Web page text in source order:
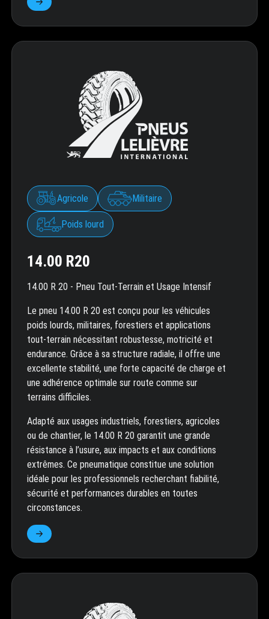
Agricole Militaire
Poids lourd
14.00 R20
14.00 R 20 - Pneu Tout-Terrain et Usage Intensif
Le pneu 14.00 R 20 est conçu pour les véhicules
poids lourds, militaires, forestiers et applications
tout-terrain nécessitant robustesse, motricité et
endurance. Grâce à sa structure radiale, il offre une
excellente stabilité, une forte capacité de charge et
une adhérence optimale sur route comme sur
terrains difficiles.
Adapté aux usages industriels, forestiers, agricoles
ou de chantier, le 14.00 R 20 garantit une grande
résistance à l’usure, aux impacts et aux conditions
extrêmes. Ce pneumatique constitue une solution
idéale pour les professionnels recherchant fiabilité,
sécurité et performances durables en toutes
circonstances.